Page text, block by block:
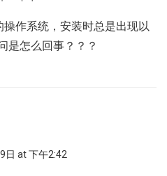
操作系统，安装时总是出现以
是怎么回事？？？
日 at 下午2:42